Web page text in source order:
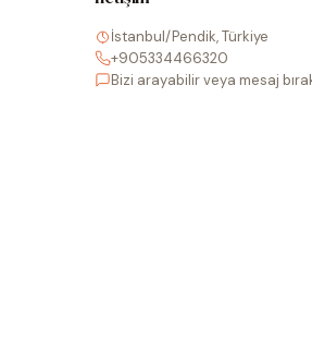
İstanbul/Pendik, Türkiye
+905334466320
Bizi arayabilir veya mesaj